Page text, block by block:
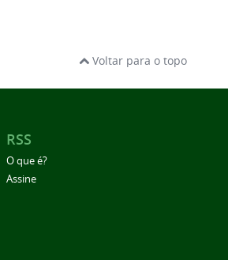
Voltar para o topo
RSS
O que é?
Assine